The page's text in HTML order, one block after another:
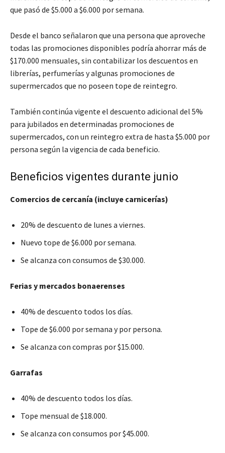
que pasó de $5.000 a $6.000 por semana.
Desde el banco señalaron que una persona que aproveche
todas las promociones disponibles podría ahorrar más de
$170.000 mensuales, sin contabilizar los descuentos en
librerías, perfumerías y algunas promociones de
supermercados que no poseen tope de reintegro.
También continúa vigente el descuento adicional del 5%
para jubilados en determinadas promociones de
supermercados, con un reintegro extra de hasta $5.000 por
persona según la vigencia de cada beneficio.
Beneficios vigentes durante junio
Comercios de cercanía (incluye carnicerías)
20% de descuento de lunes a viernes.
Nuevo tope de $6.000 por semana.
Se alcanza con consumos de $30.000.
Ferias y mercados bonaerenses
40% de descuento todos los días.
Tope de $6.000 por semana y por persona.
Se alcanza con compras por $15.000.
Garrafas
40% de descuento todos los días.
Tope mensual de $18.000.
Se alcanza con consumos por $45.000.